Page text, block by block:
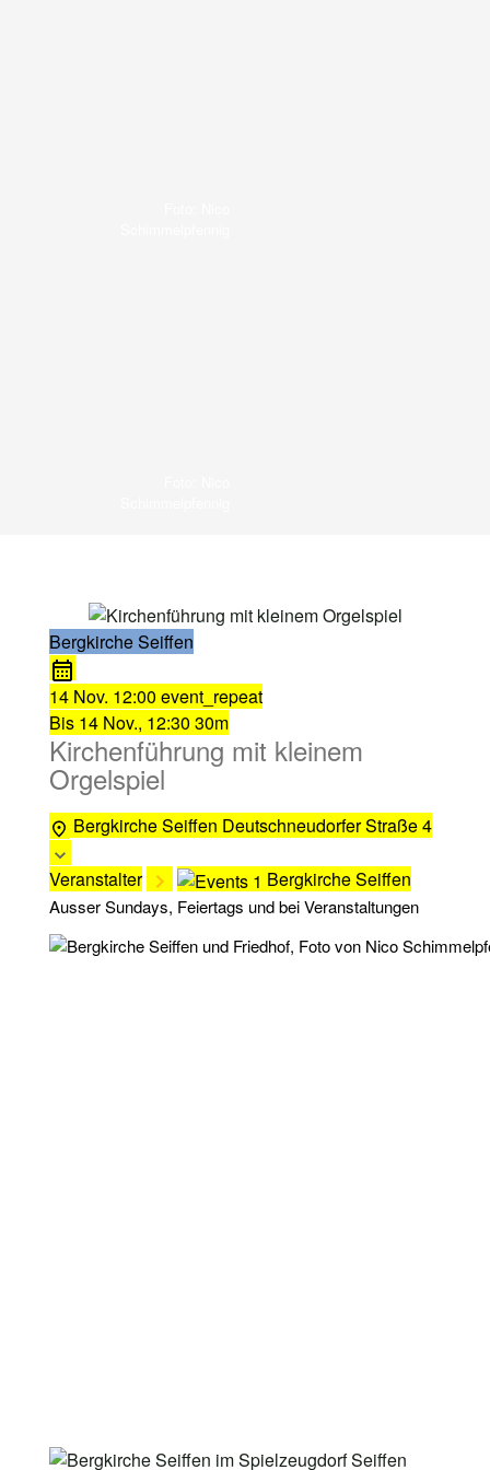
Bergkirche Seiffen
14 Nov. 12:00 event_repeat
Bis 14 Nov., 12:30 30m
Kirchenführung mit kleinem
Orgelspiel
Bergkirche Seiffen Deutschneudorfer Straße 4
Veranstalter Bergkirche Seiffen
Ausser Sundays, Feiertags und bei Veranstaltungen